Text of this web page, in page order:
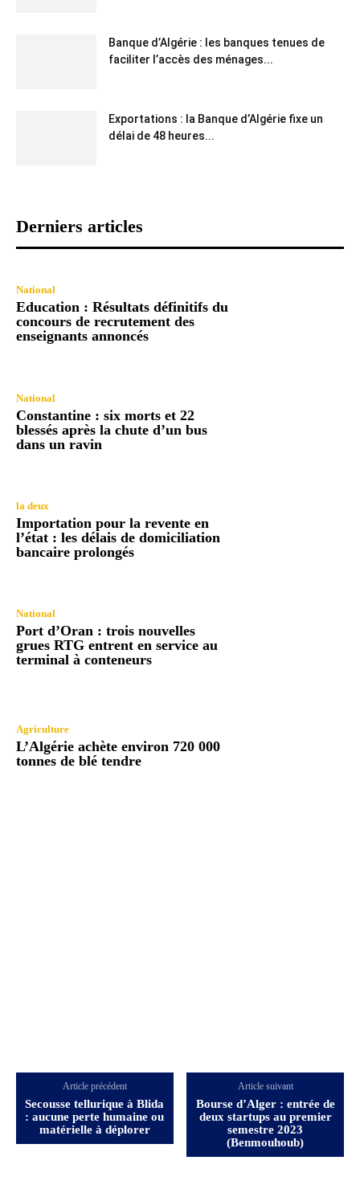
Banque d’Algérie : les banques tenues de
faciliter l’accès des ménages...
Exportations : la Banque d’Algérie fixe un
délai de 48 heures...
Derniers articles
National
Education : Résultats définitifs du
concours de recrutement des
enseignants annoncés
National
Constantine : six morts et 22
blessés après la chute d’un bus
dans un ravin
la deux
Importation pour la revente en
l’état : les délais de domiciliation
bancaire prolongés
National
Port d’Oran : trois nouvelles
grues RTG entrent en service au
terminal à conteneurs
Agriculture
L’Algérie achète environ 720 000
tonnes de blé tendre
Article précédent
Secousse tellurique à Blida
: aucune perte humaine ou
matérielle à déplorer
Article suivant
Bourse d’Alger : entrée de
deux startups au premier
semestre 2023
(Benmouhoub)